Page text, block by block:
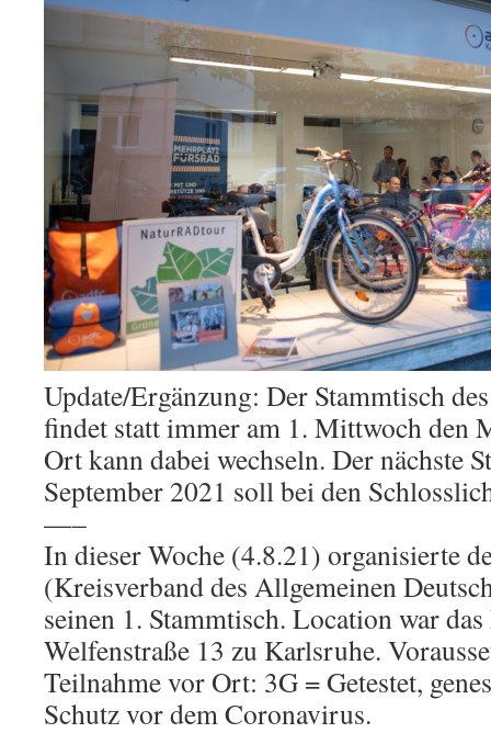
Update/Ergänzung: Der Stammtisch
findet statt immer am 1. Mittwoch den
Ort kann dabei wechseln. Der nächste
September 2021 soll bei den
—–
In dieser Woche (4.8.21) organisierte
(Kreisverband des Allgemeinen
seinen 1. Stammtisch. Location war
Welfenstraße 13 zu Karlsruhe.
Teilnahme vor Ort: 3G = Getestet,
Schutz vor dem Coronavirus.